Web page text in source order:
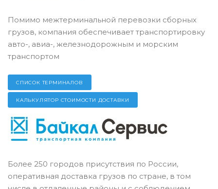
Помимо межтерминальной перевозки сборных
грузов, компания обеспечивает транспортировку
авто-, авиа-, железнодорожным и морским
транспортом
СПИСОК ТЕРМИНАЛОВ
КАЛЬКУЛЯТОР СТОИМОСТИ ДОСТАВКИ
Более 250 городов присутствия по России,
оперативная доставка грузов по стране, в том